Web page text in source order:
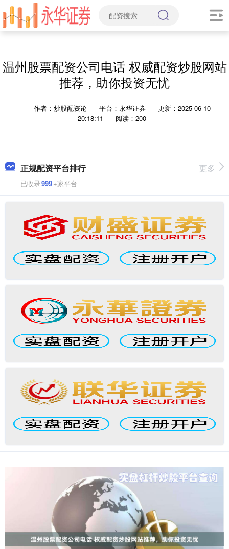
温州股票配资公司电话 权威配资炒股网站
推荐，助你投资无忧
作者：炒股配资论 平台：永华证券
更新：2025-06-10
20:18:11
阅读：200
正规配资平台排行
已收录999+家平台
更多